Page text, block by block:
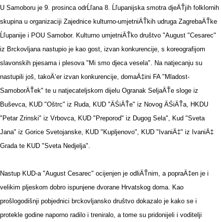
U Samoboru je 9. prosinca odrĹľana 8. Ĺľupanijska smotra djeÄŤjih folklornih
skupina u organizaciji Zajednice kulturno-umjetniÄŤkih udruga ZagrebaÄŤke
Ĺľupanije i POU Samobor. Kulturno umjetniÄŤko društvo "August "Cesarec"
iz Brckovljana nastupio je kao gost, izvan konkurencije, s koreografijom
slavonskih pjesama i plesova "Mi smo djeca vesela". Na natjecanju su
nastupili još, takoÄ‘er izvan konkurencije, domaÄ‡ini FA "Mladost-
SamoborÄŤek" te u natjecateljskom dijelu Ogranak SeljaÄŤe sloge iz
Buševca, KUD "Oštrc" iz Ruda, KUD "ÄŚiÄŤe" iz Novog ÄŚiÄŤa, HKDU
"Petar Zrinski" iz Vrbovca, KUD "Preporod" iz Dugog Sela", Kud "Sveta
Jana" iz Gorice Svetojanske, KUD "Kupljenovo", KUD "IvaniÄ‡" iz IvaniÄ‡
Grada te KUD "Sveta Nedjelja".
Nastup KUD-a "August Cesarec" ocijenjen je odliÄŤnim, a popraÄ‡en je i
velikim pljeskom dobro ispunjene dvorane Hrvatskog doma. Kao
prošlogodišnji pobjednici brckovljansko društvo dokazalo je kako se i
protekle godine naporno radilo i treniralo, a tome su pridonijeli i voditelji